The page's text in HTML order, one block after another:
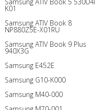
K01
Samsung ATIV Book 8
NP880Z5E-X01RU
Samsung ATIV Book 9 Plus
940X3G
Samsung E452E
Samsung G10-K000
Samsung M40-000